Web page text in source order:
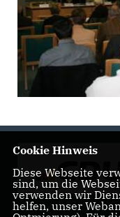
Cookie Hinweis
Diese Webseite
sind, um die
verwenden wir
helfen, unser